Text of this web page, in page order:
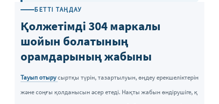
БЕТТІ ТАҢДАУ
Қолжетімді 304 маркалы
шойын болатының
орамдарының жабыны
Тауып отырусыртқы түрін, тазартылуын, өңдеу ерекшеліктерін
және соңғы қолданысын әсер етеді. Нақты жабын өндірушіге, қ